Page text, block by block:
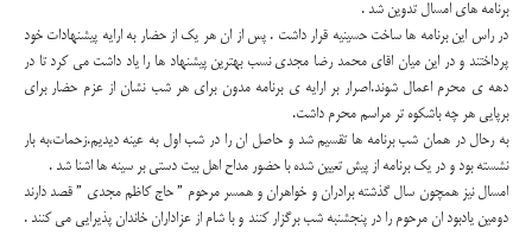
برنامه های امسال تدوین شد .
در راس این برنامه ها ساخت حسینیه قرار داشت . پس از ان هر یک از حضار به ارايه پیشنهادات خود
پرداختند و در این میان اقای محمد رضا مجدی نسب بهترین پیشنهاد ها را یاد داشت می کرد تا در
دهه ی محرم اعمال شوند.اصرار بر ارایه ی برنامه مدون برای هر شب نشان از عزم حضار برای
برپایی هر چه باشکوه تر مراسم محرم داشت.
به رحال در همان شب برنامه ها تقسیم شد و حاصل ان را در شب اول به عینه دیدیم.زحمات،به بار
نشسته بود و در یک برنامه از پیش تعیین شده با حضور مداح اهل بیت دستی بر سینه ها اشنا شد .
امسال نیز همچون سال گذشته برادران و خواهران و همسر مرحوم ” حاج کاظم مجدی ” قصد دارند
دومین یادبود ان مرحوم را در پنجشنبه شب برگزار کنند و با شام از عزاداران خاندان پذیرایی می کنند .